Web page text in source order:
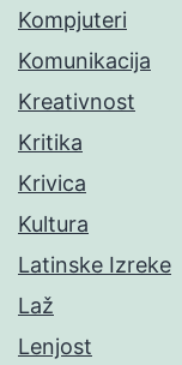
Kompjuteri
Komunikacija
Kreativnost
Kritika
Krivica
Kultura
Latinske Izreke
Laž
Lenjost